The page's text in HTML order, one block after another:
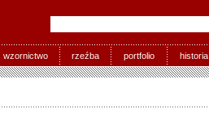
wzornictwo rzeźba portfolio historia